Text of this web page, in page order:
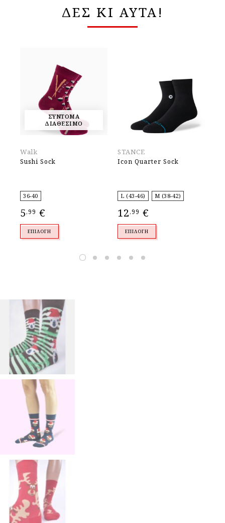
ΔΕΣ ΚΙ ΑΥΤΑ!
ΣΥΝΤΟΜΑ
ΔΙΑΘΕΣΙΜΟ
Walk
Sushi Sock
36-40
5,99 €
ΕΠΙΛΟΓΉ
STANCE
Icon Quarter Sock
L (43-46) M (38-42)
12,99 €
ΕΠΙΛΟΓΉ